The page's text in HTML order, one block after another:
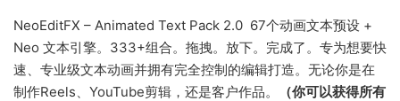
NeoEditFX – Animated Text Pack 2.0 67个动画文本预设 +
Neo 文本引擎。333+组合。拖拽。放下。完成了。专为想要快
速、专业级文本动画并拥有完全控制的编辑打造。无论你是在
制作Reels、YouTube剪辑，还是客户作品。
（你可以获得所有